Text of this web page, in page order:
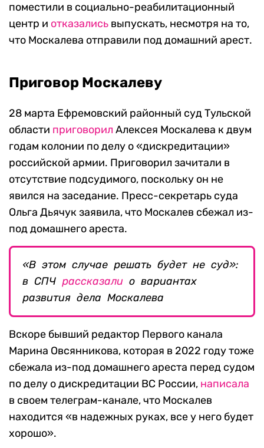
поместили в социально-реабилитационный
центр и отказались выпускать, несмотря на то,
что Москалева отправили под домашний арест.
Приговор Москалеву
28 марта Ефремовский районный суд Тульской
области приговорил Алексея Москалева к двум
годам колонии по делу о «дискредитации»
российской армии. Приговорил зачитали в
отсутствие подсудимого, поскольку он не
явился на заседание. Пресс-секретарь суда
Ольга Дьячук заявила, что Москалев сбежал из-
под домашнего ареста.
«В этом случае решать будет не суд»:
в СПЧ рассказали о вариантах
развития дела Москалева
Вскоре бывший редактор Первого канала
Марина Овсянникова, которая в 2022 году тоже
сбежала из-под домашнего ареста перед судом
по делу о дискредитации ВС России, написала
в своем телеграм-канале, что Москалев
находится «в надежных руках, все у него будет
хорошо».